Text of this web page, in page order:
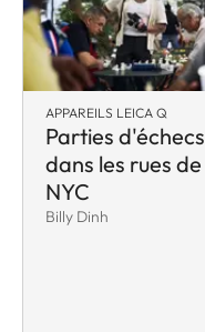
APPAREILS LEICA Q
Parties d'échecs
dans les rues de
NYC
Billy Dinh